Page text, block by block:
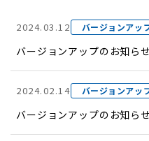
2024.03.12 バージョンアッ
バージョンアップのお知ら
2024.02.14 バージョンアッ
バージョンアップのお知ら